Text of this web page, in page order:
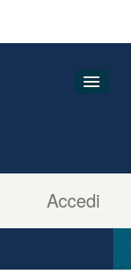
Accedi